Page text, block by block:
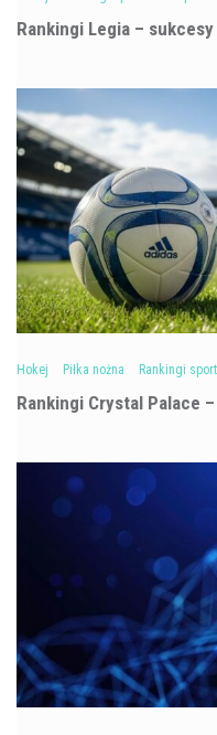
Rankingi Legia –
Hokej Piłka nożna Rankingi
Rankingi Crystal Palace